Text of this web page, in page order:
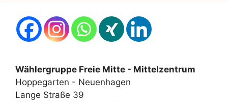
Wählergruppe Freie Mitte - Mittelzentrum
Hoppegarten - Neuenhagen
Lange Straße 39